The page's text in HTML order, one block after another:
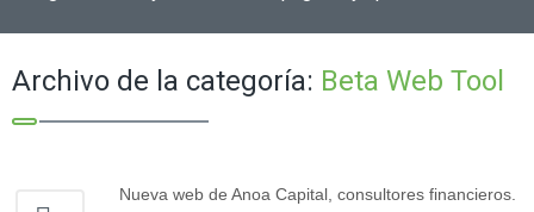
Archivo de la categoría: Beta Web Tool
Nueva web de Anoa Capital, consultores financieros.